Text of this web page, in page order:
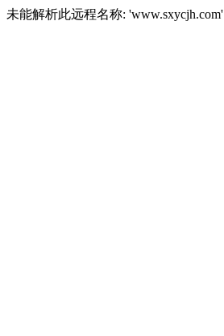
未能解析此远程名称: 'www.sxycjh.com'